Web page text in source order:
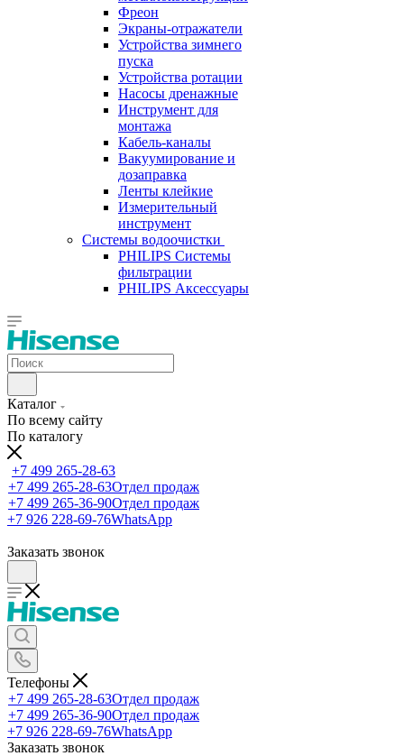
Фреон
Экраны-отражатели
Устройства зимнего
пуска
Устройства ротации
Насосы дренажные
Инструмент для
монтажа
Кабель-каналы
Вакуумирование и
дозаправка
Ленты клейкие
Измерительный
инструмент
Системы водоочистки
PHILIPS Системы
фильтрации
PHILIPS Аксессуары
Каталог
По всему сайту
По каталогу
+7 499 265-28-63
+7 499 265-28-63Отдел продаж
+7 499 265-36-90Отдел продаж
+7 926 228-69-76WhatsApp
Заказать звонок
Телефоны
+7 499 265-28-63Отдел продаж
+7 499 265-36-90Отдел продаж
+7 926 228-69-76WhatsApp
Заказать звонок